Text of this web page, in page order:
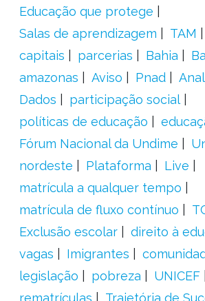
Educação que protege
Salas de aprendizagem
TAM
capitais
parcerias Bahia
amazonas
Aviso Pnad
Dados
participação social
políticas de educação
Fórum Nacional da Undime
nordeste
Plataforma
Live
matrícula a qualquer tempo
matrícula de fluxo contínuo
Exclusão escolar
direito à
vagas
Imigrantes
legislação
pobreza UNICEF
rematrículas
Trajetória de